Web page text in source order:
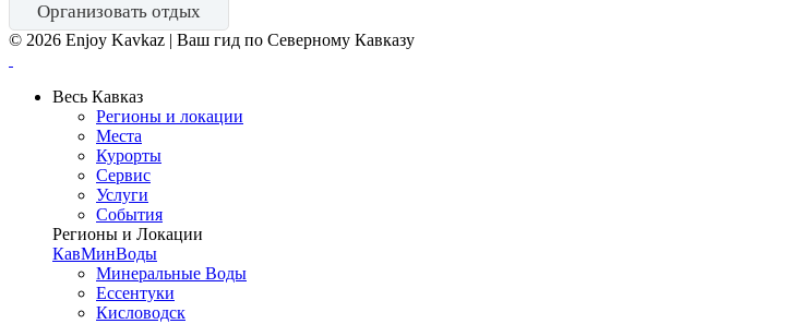
Организовать отдых
© 2026 Enjoy Kavkaz | Ваш гид по Северному Кавказу
Весь Кавказ
Регионы и локации
Места
Курорты
Сервис
Услуги
События
Регионы и Локации
КавМинВоды
Минеральные Воды
Ессентуки
Кисловодск